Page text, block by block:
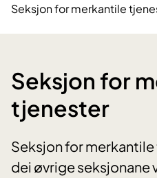
Seksjon for merkantile
Seksjon for
tjenester
Seksjon for
dei øvrige seksjonane